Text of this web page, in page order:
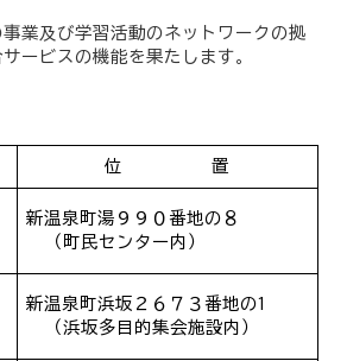
業及び学習活動のネットワークの拠
ービスの機能を果たします。
位 置
新温泉町湯９９０番地の８
（町民センター内）
新温泉町浜坂２６７３番地の1
（浜坂多目的集会施設内）